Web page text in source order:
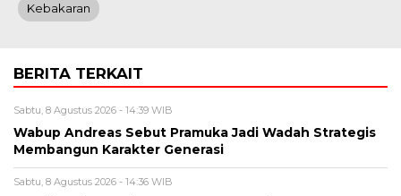
Kebakaran
BERITA TERKAIT
Sabtu, 8 Agustus 2026 - 14:39 WIB
Wabup Andreas Sebut Pramuka Jadi Wadah Strategis
Membangun Karakter Generasi ‎
Sabtu, 8 Agustus 2026 - 14:36 WIB